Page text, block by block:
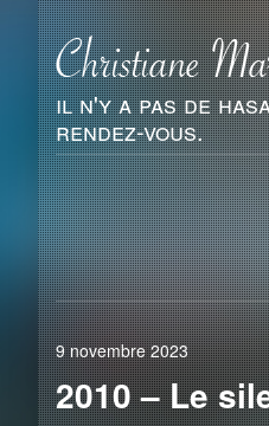
il n'y a pas de
rendez-vous.
9 novembre 2023
2010 – Le